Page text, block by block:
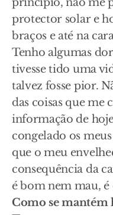
protector solar e
braços e até na
Tenho algumas
tivesse tido uma
talvez fosse pior.
das coisas que me
informação de
congelado os
que o meu
consequência da
é bom nem mau, é
Como se mantém